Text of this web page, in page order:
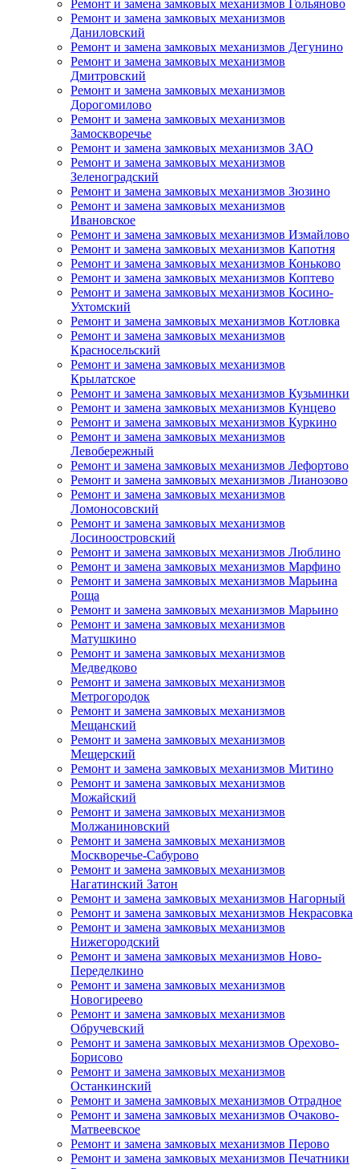
Ремонт и замена замковых механизмов Гольяново
Ремонт и замена замковых механизмов
Даниловский
Ремонт и замена замковых механизмов Дегунино
Ремонт и замена замковых механизмов
Дмитровский
Ремонт и замена замковых механизмов
Дорогомилово
Ремонт и замена замковых механизмов
Замоскворечье
Ремонт и замена замковых механизмов ЗАО
Ремонт и замена замковых механизмов
Зеленоградский
Ремонт и замена замковых механизмов Зюзино
Ремонт и замена замковых механизмов
Ивановское
Ремонт и замена замковых механизмов Измайлово
Ремонт и замена замковых механизмов Капотня
Ремонт и замена замковых механизмов Коньково
Ремонт и замена замковых механизмов Коптево
Ремонт и замена замковых механизмов Косино-
Ухтомский
Ремонт и замена замковых механизмов Котловка
Ремонт и замена замковых механизмов
Красносельский
Ремонт и замена замковых механизмов
Крылатское
Ремонт и замена замковых механизмов Кузьминки
Ремонт и замена замковых механизмов Кунцево
Ремонт и замена замковых механизмов Куркино
Ремонт и замена замковых механизмов
Левобережный
Ремонт и замена замковых механизмов Лефортово
Ремонт и замена замковых механизмов Лианозово
Ремонт и замена замковых механизмов
Ломоносовский
Ремонт и замена замковых механизмов
Лосиноостровский
Ремонт и замена замковых механизмов Люблино
Ремонт и замена замковых механизмов Марфино
Ремонт и замена замковых механизмов Марьина
Роща
Ремонт и замена замковых механизмов Марьино
Ремонт и замена замковых механизмов
Матушкино
Ремонт и замена замковых механизмов
Медведково
Ремонт и замена замковых механизмов
Метрогородок
Ремонт и замена замковых механизмов
Мещанский
Ремонт и замена замковых механизмов
Мещерский
Ремонт и замена замковых механизмов Митино
Ремонт и замена замковых механизмов
Можайский
Ремонт и замена замковых механизмов
Молжаниновский
Ремонт и замена замковых механизмов
Москворечье-Сабурово
Ремонт и замена замковых механизмов
Нагатинский Затон
Ремонт и замена замковых механизмов Нагорный
Ремонт и замена замковых механизмов Некрасовка
Ремонт и замена замковых механизмов
Нижегородский
Ремонт и замена замковых механизмов Ново-
Переделкино
Ремонт и замена замковых механизмов
Новогиреево
Ремонт и замена замковых механизмов
Обручевский
Ремонт и замена замковых механизмов Орехово-
Борисово
Ремонт и замена замковых механизмов
Останкинский
Ремонт и замена замковых механизмов Отрадное
Ремонт и замена замковых механизмов Очаково-
Матвеевское
Ремонт и замена замковых механизмов Перово
Ремонт и замена замковых механизмов Печатники